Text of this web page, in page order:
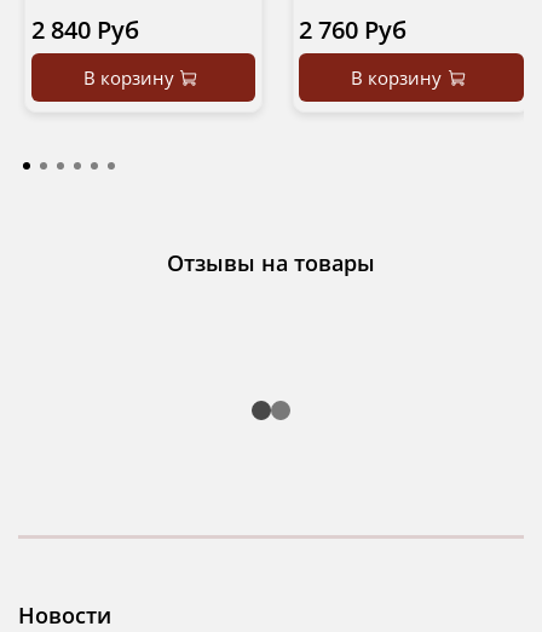
2 840 Руб
В корзину
2 760 Руб
В корзину
Отзывы на товары
Новости